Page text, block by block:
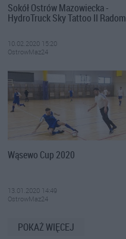
Sokół Ostrów Mazowiecka -
HydroTruck Sky Tattoo II Radom
10.02.2020 15:20
OstrowMaz24
Wąsewo Cup 2020
13.01.2020 14:49
OstrowMaz24
POKAŻ WIĘCEJ